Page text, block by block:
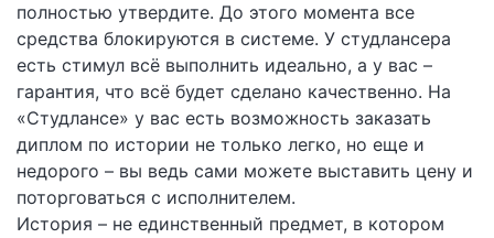
полностью утвердите. До этого момента все
средства блокируются в системе. У студлансера
есть стимул всё выполнить идеально, а у вас –
гарантия, что всё будет сделано качественно. На
«Студлансе» у вас есть возможность заказать
диплом по истории не только легко, но еще и
недорого – вы ведь сами можете выставить цену и
поторговаться с исполнителем.
История – не единственный предмет, в котором